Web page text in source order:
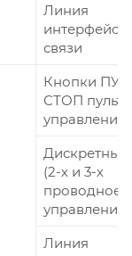
Линия
связи
Кнопки
СТОП пульта
управления
(2-х и 3-х
проводное
управление)
Линия